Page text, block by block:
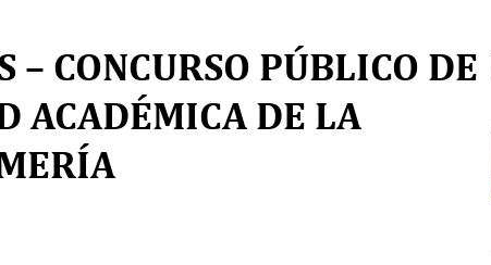
– CONCURSO PÚBLICO DE
ACADÉMICA DE LA